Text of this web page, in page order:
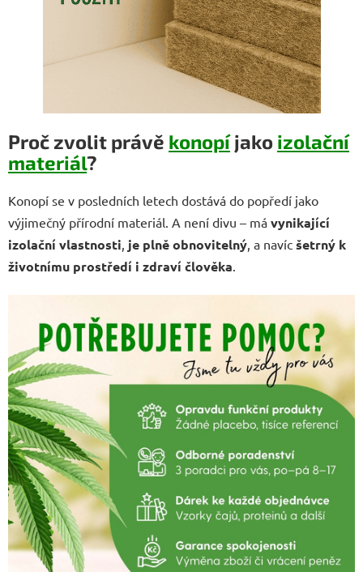
Proč zvolit právě konopíjako izolační
materiál?
Konopí se v posledních letech dostává do popředí jako
výjimečný přírodní materiál. A není divu – má vynikající
izolační vlastnosti, je plně obnovitelný, a navíc šetrný k
životnímu prostředí i zdraví člověka.